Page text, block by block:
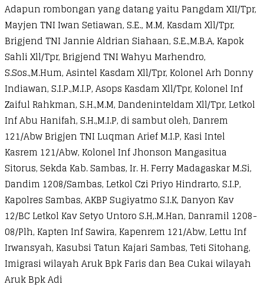
Adapun rombongan yang datang yaitu Pangdam XII/Tpr,
Mayjen TNI Iwan Setiawan, S.E., M.M, Kasdam Xll/Tpr,
Brigjend TNI Jannie Aldrian Siahaan, S.E.,M.B.A, Kapok
Sahli Xll/Tpr, Brigjend TNI Wahyu Marhendro,
S.Sos.,M.Hum, Asintel Kasdam Xll/Tpr, Kolonel Arh Donny
Indiawan, S.I.P.,M.I.P, Asops Kasdam Xll/Tpr, Kolonel Inf
Zaiful Rahkman, S.H.,M.M, Dandeninteldam Xll/Tpr, Letkol
Inf Abu Hanifah, S.H.,M.I.P, di sambut oleh, Danrem
121/Abw Brigjen TNI Luqman Arief M.I.P, Kasi Intel
Kasrem 121/Abw, Kolonel Inf Jhonson Mangasitua
Sitorus, Sekda Kab. Sambas, Ir. H. Ferry Madagaskar M.Si,
Dandim 1208/Sambas, Letkol Czi Priyo Hindrarto, S.I.P,
Kapolres Sambas, AKBP Sugiyatmo S.I.K, Danyon Kav
12/BC Letkol Kav Setyo Untoro S.H,.M.Han, Danramil 1208-
08/Plh, Kapten Inf Sawira, Kapenrem 121/Abw, Lettu Inf
Irwansyah, Kasubsi Tatun Kajari Sambas, Teti Sitohang,
Imigrasi wilayah Aruk Bpk Faris dan Bea Cukai wilayah
Aruk Bpk Adi